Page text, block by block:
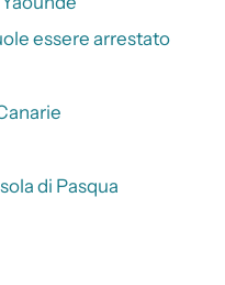
essere arrestato
di Pasqua